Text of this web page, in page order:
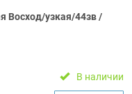
Восход/узкая/44зв /
В наличии